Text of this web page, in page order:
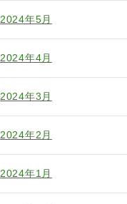
2024年5月
2024年4月
2024年3月
2024年2月
2024年1月